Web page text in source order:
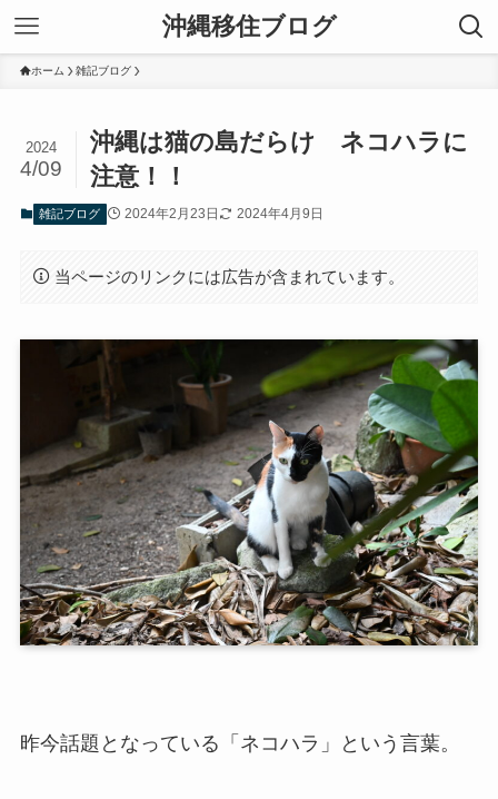
沖縄移住ブログ
ホーム 雑記ブログ
沖縄は猫の島だらけ ネコハラに
注意！！
2024
4/09
雑記ブログ 2024年2月23日 2024年4月9日
当ページのリンクには広告が含まれています。
昨今話題となっている「ネコハラ」という言葉。